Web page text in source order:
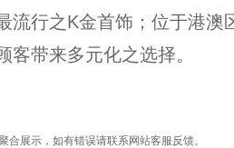
流行之K金首饰；位于港澳
带来多元化之选择。
合展示，如有错误请联系网站客服反馈。